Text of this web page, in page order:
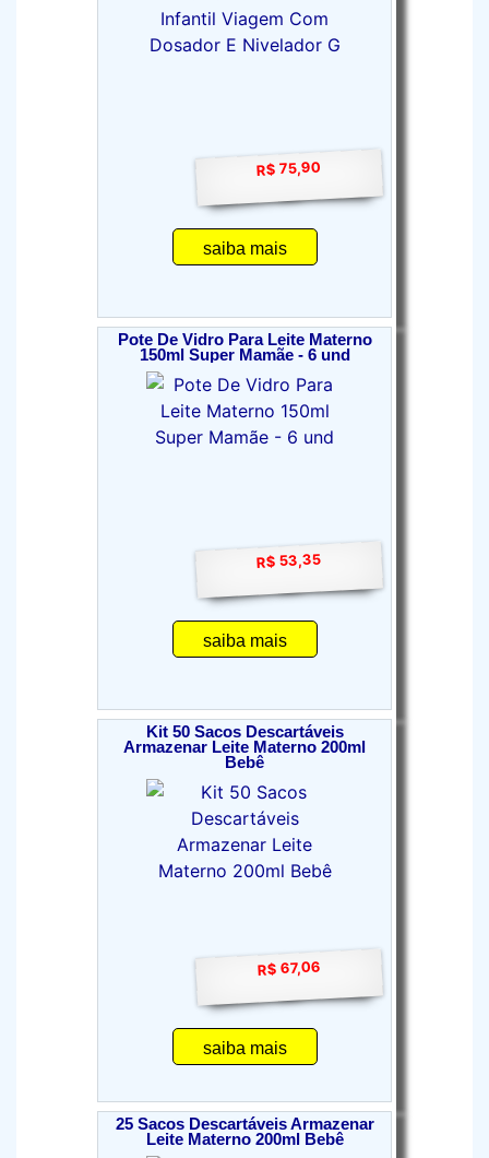
R$ 75,90
saiba mais
Pote De Vidro Para Leite Materno
150ml Super Mamãe - 6 und
R$ 53,35
saiba mais
Kit 50 Sacos Descartáveis
Armazenar Leite Materno 200ml
Bebê
R$ 67,06
saiba mais
25 Sacos Descartáveis Armazenar
Leite Materno 200ml Bebê